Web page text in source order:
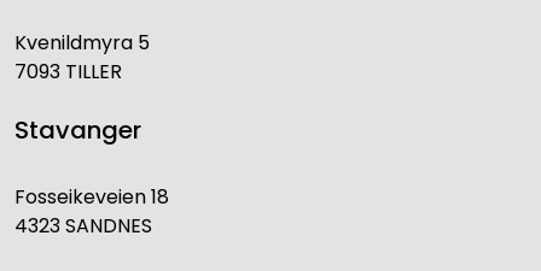
Kvenildmyra 5
7093 TILLER
Stavanger
Fosseikeveien 18
4323 SANDNES